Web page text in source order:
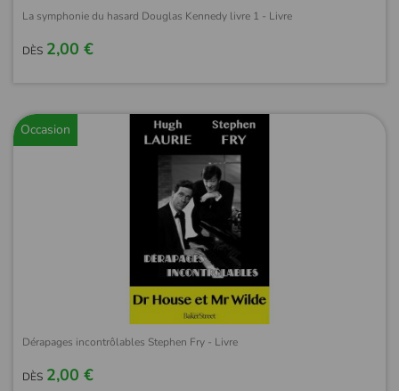
La symphonie du hasard Douglas Kennedy livre 1 - Livre
DÈS 2,00 €
Occasion
Dérapages incontrôlables Stephen Fry - Livre
DÈS 2,00 €